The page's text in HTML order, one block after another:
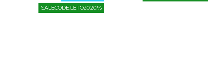
SALECODE:LETO20:20:%